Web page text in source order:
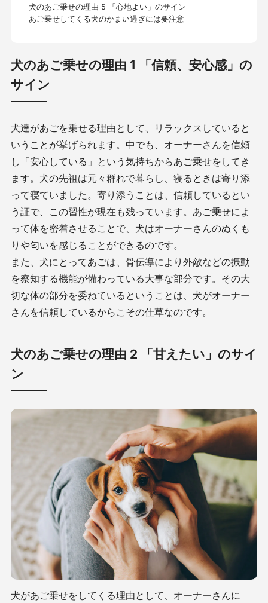
犬のあご乗せの理由 5 「心地よい」のサイン
あご乗せしてくる犬のかまい過ぎには要注意
犬のあご乗せの理由 1 「信頼、安心感」の
サイン
犬達があごを乗せる理由として、リラックスしていると
いうことが挙げられます。中でも、オーナーさんを信頼
し「安心している」という気持ちからあご乗せをしてき
ます。犬の先祖は元々群れで暮らし、寝るときは寄り添
って寝ていました。寄り添うことは、信頼しているとい
う証で、この習性が現在も残っています。あご乗せによ
って体を密着させることで、犬はオーナーさんのぬくも
りや匂いを感じることができるのです。
また、犬にとってあごは、骨伝導により外敵などの振動
を察知する機能が備わっている大事な部分です。その大
切な体の部分を委ねているということは、犬がオーナー
さんを信頼しているからこその仕草なのです。
犬のあご乗せの理由 2 「甘えたい」のサイ
ン
犬があご乗せをしてくる理由として、オーナーさんに